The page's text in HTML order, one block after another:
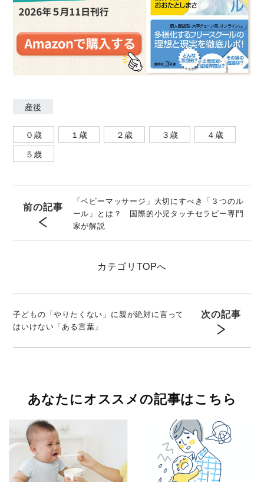
息子のオーティスとともに、愛あるタッチを全米、全
世界に広めるため、自身のツアーバスで365日旅しな
がら移動している。 国際リドルキッズ協会HP
https://liddlekidz.jp/
産後
０歳 １歳 ２歳 ３歳
４歳
５歳
前の記事
「ベビーマッサージ」大切にすべき「３つのル
ール」とは？ 国際的小児タッチセラピー専門
家が解説
カテゴリ TOPへ
子どもの「やりたくない」に親が絶対に言って
はいけない「ある言葉」
次の記事
あなたにオススメの記事はこちら